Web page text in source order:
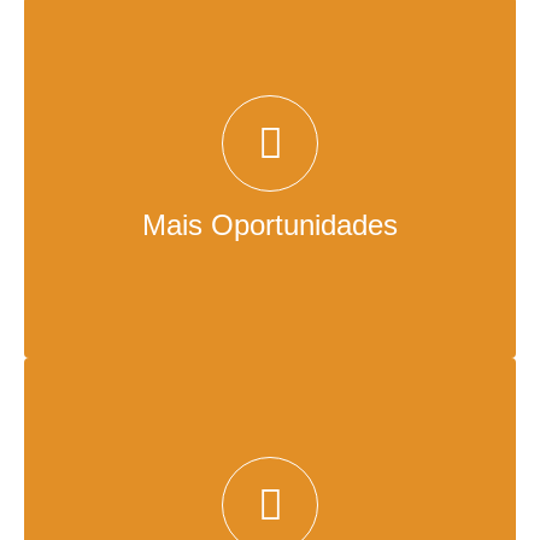
Mais Oportunidades
Com a IA do videolib, as suas oportunidades vão
ficar cada vez mais direcionadas para o conteúdo
perfeito. Além disso, você tem total controle de
quantas oportunidades foram geradas, enviadas e
plataforma, dando ainda mais consistência para
Gestão de Conteúdo, Usuários, Audiência e
Vendas em uma plataforma única
Conheça seu público em tempo real com nosso